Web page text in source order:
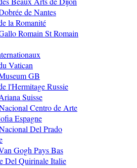
de Nantes
la Romanité
Romain St Romain
Vatican
GB
l'Hermitage Russie
Suisse
Centro de Arte
Espagne
Del Prado
Gogh Pays Bas
Del Quirinale Italie